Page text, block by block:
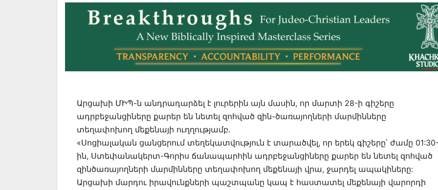
Արցախի ՄԻՊ-ն անդրադարձել է լուրերին այն մասին, որ մարտի 28-ի գիշերը
ադրբեջանցիները քարեր են նետել զոհված զին-ծառայողների մարմինները
տեղափոխող մեքենայի ուղղությամբ.
«Սոցիալական ցանցերում տեղեկատվություն է տարածվել, որ երեկ գիշերը՝ ժամը
ին, Ստեփանակերտ-Գորիս ճանապարհին ադրբեջանցիները քարեր են նետել զոհված
զինծառայողների մարմինները տեղափոխող մեքենայի վրա, ջարդել ապակիները:
Արցախի մարդու իրավունքների պաշտպանը կապ է հաստատել մեքենայի վարորդի